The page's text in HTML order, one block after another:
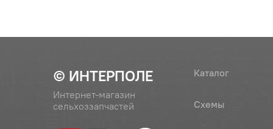
© ИНТЕРПОЛЕ
Интернет-магазин
сельхоззапчастей
Каталог
Схемы